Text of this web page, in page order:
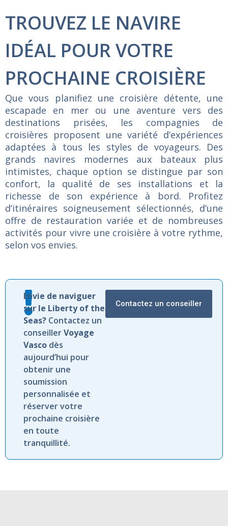
TROUVEZ LE NAVIRE
IDÉAL POUR VOTRE
PROCHAINE CROISIÈRE
Que vous planifiez une croisière détente, une
escapade en mer ou une aventure vers des
destinations prisées, les compagnies de
croisières proposent une variété d’expériences
adaptées à tous les styles de voyageurs. Des
grands navires modernes aux bateaux plus
intimistes, chaque option se distingue par son
confort, la qualité de ses installations et la
richesse de son expérience à bord. Profitez
d’itinéraires soigneusement sélectionnés, d’une
offre de restauration variée et de nombreuses
activités pour vivre une croisière à votre rythme,
selon vos envies.
Envie de naviguer
sur le Liberty of the
Seas? Contactez un
conseillerVoyage
Vasco dès
aujourd’hui pour
obtenir une
soumission
personnalisée et
réserver votre
prochaine croisière
en toute
tranquillité.
Contactez un conseiller